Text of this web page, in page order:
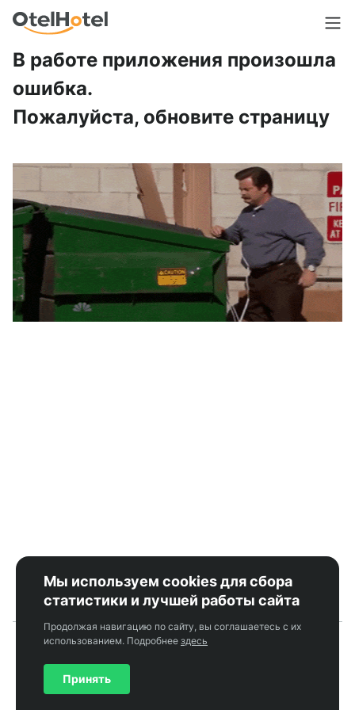
В работе приложения произошла
ошибка.
Пожалуйста, обновите страницу
Оператор сервиса OtelHotel.ru - ООО «ЭТС»
Мы используем cookies для сбора
статистики и лучшей работы сайта
Продолжая навигацию по сайту, вы соглашаетесь с их
использованием. Подробнее здесь
Принять